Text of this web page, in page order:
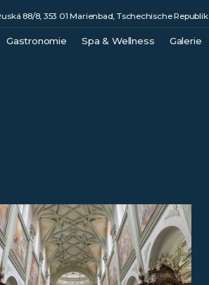
88/8, 353 01 Marienbad, Tschechische Republik
Gastronomie
Spa & Wellness
Galerie